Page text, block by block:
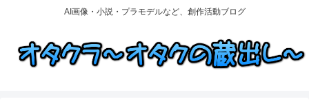
AI画像・小説・プラモデルなど、創作活動ブログ